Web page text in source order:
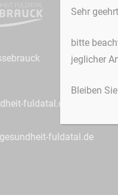
fuldatal.de
fuldatal.de
Sehr
bitte
jeglicher
Bleiben